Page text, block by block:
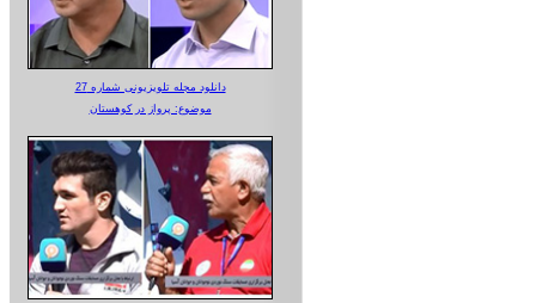
دانلود مجله تلویزیونی شماره 27
موضوع: پرواز در کوهستان